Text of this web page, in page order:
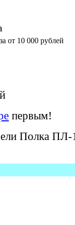
от 10 000 рублей
первым!
Полка ПЛ-